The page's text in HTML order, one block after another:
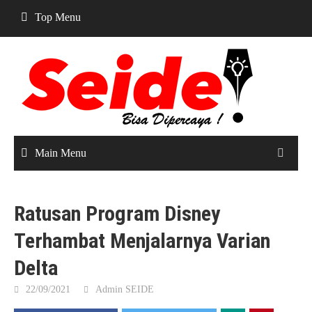
content
Top Menu
Main Menu
Ratusan Program Disney
Terhambat Menjalarnya Varian
Delta
22/09/2021 Admin SEIDE